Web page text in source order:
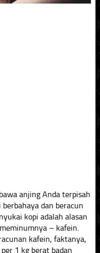
anjing Anda terpisah
dan beracun
kopi adalah alasan
– kafein.
kafein, faktanya,
1 kg berat badan